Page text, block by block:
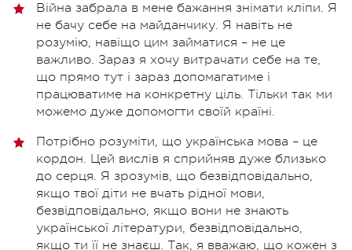
Війна забрала в мене бажання знімати кліпи. Я
не бачу себе на майданчику. Я навіть не
розумію, навіщо цим займатися – не це
важливо. Зараз я хочу витрачати себе на те,
що прямо тут і зараз допомагатиме і
працюватиме на конкретну ціль. Тільки так ми
можемо дуже допомогти своїй країні.
Потрібно розуміти, що українська мова – це
кордон. Цей вислів я сприйняв дуже близько
до серця. Я зрозумів, що безвідповідально,
якщо твої діти не вчать рідної мови,
безвідповідально, якщо вони не знають
української літератури, безвідповідально,
якщо ти її не знаєш. Так, я вважаю, що кожен з